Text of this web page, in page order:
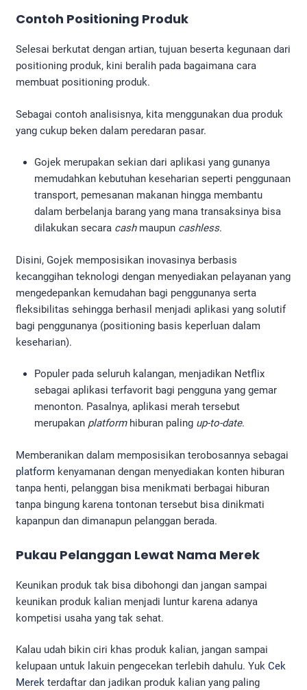
Contoh Positioning Produk
Selesai berkutat dengan artian, tujuan beserta kegunaan dari
positioning produk, kini beralih pada bagaimana cara
membuat positioning produk​.
Sebagai contoh analisisnya, kita menggunakan dua produk
yang cukup beken dalam peredaran pasar.
Gojek merupakan sekian dari aplikasi yang gunanya
memudahkan kebutuhan keseharian seperti penggunaan
transport, pemesanan makanan hingga membantu
dalam berbelanja barang yang mana transaksinya bisa
dilakukan secara cashmaupun cashless.
Disini, Gojek memposisikan inovasinya berbasis
kecanggihan teknologi dengan menyediakan pelayanan yang
mengedepankan kemudahan bagi penggunanya serta
fleksibilitas sehingga berhasil menjadi aplikasi yang solutif
bagi penggunanya (positioning basis keperluan dalam
keseharian).
Populer pada seluruh kalangan, menjadikan Netflix
sebagai aplikasi terfavorit bagi pengguna yang gemar
menonton. Pasalnya, aplikasi merah tersebut
merupakan platformhiburan paling up-to-date.
Memberanikan dalam memposisikan terobosannya sebagai
platform kenyamanan dengan menyediakan konten hiburan
tanpa henti, pelanggan bisa menikmati berbagai hiburan
tanpa bingung karena tontonan tersebut bisa dinikmati
kapanpun dan dimanapun pelanggan berada.
Pukau Pelanggan Lewat Nama Merek
Keunikan produk tak bisa dibohongi dan jangan sampai
keunikan produk kalian menjadi luntur karena adanya
kompetisi usaha yang tak sehat.
Kalau udah bikin ciri khas produk kalian, jangan sampai
kelupaan untuk lakuin pengecekan terlebih dahulu. Yuk Cek
Merek terdaftar dan jadikan produk kalian yang paling